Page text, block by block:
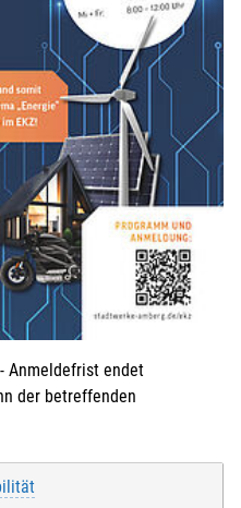
Anmeldefrist endet
der betreffenden